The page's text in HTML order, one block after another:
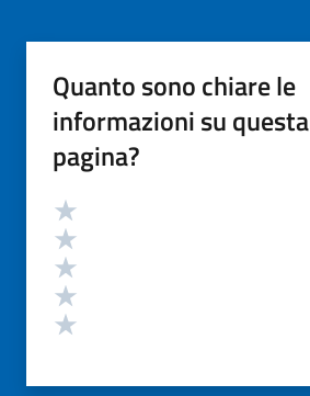
Quanto sono chiare le
informazioni su questa
pagina?
Valutazione